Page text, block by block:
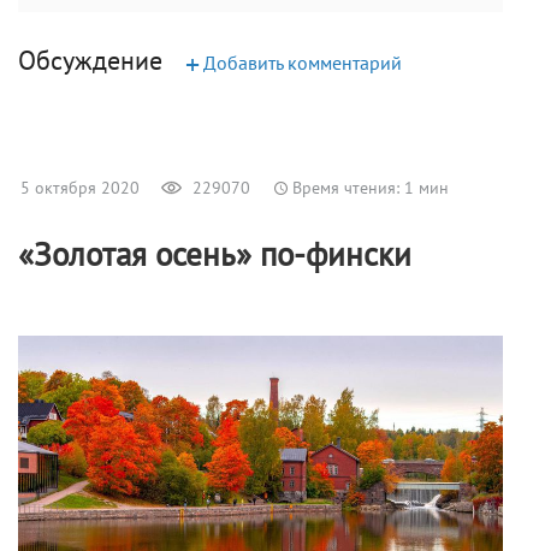
Обсуждение +Добавить комментарий
5 октября 2020 229070 Время чтения: 1 мин
«Золотая осень» по-фински